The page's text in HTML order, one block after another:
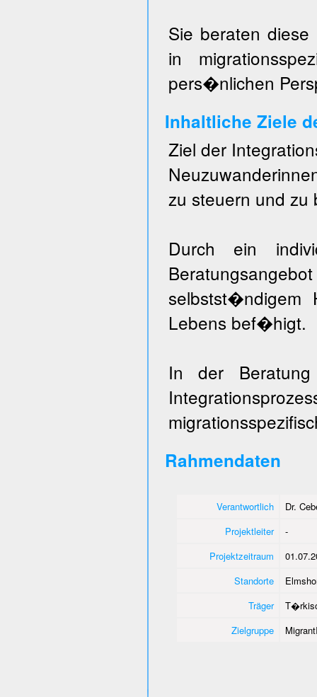
Sie beraten
in
pers�nlichen
Inhaltliche Ziele
Ziel der
zu steuern und zu
Durch ein
selbstst�ndigem
Lebens bef�higt.
In der
Rahmendaten
Verantwortlich
Dr.
Projektleiter
-
Projektzeitraum
Standorte
Träger
Zielgruppe